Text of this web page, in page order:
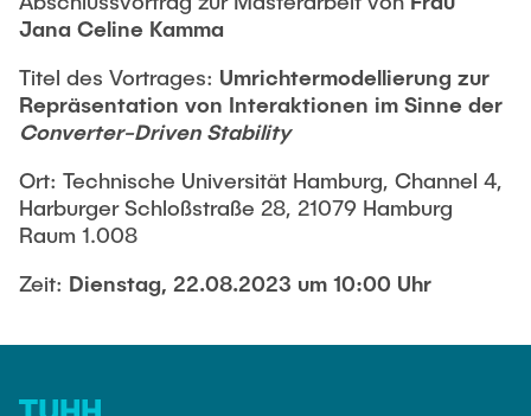
Labore
Gastwissenschaftler
Technische Mitarbeitende
Externe Doktoranden
STELLENANGEBOTE
AKTUELLES
KONTAKT
Jana Celine Kamma
Titel des Vortrages: Umrichtermodellierung zur
Repräsentation von Interaktionen im Sinne der
Converter-Driven Stability
Ort: Technische Universität Hamburg, Channel 4,
Harburger Schloßstraße 28, 21079 Hamburg
Raum 1.008
Zeit: Dienstag, 22.08.2023 um 10:00 Uhr